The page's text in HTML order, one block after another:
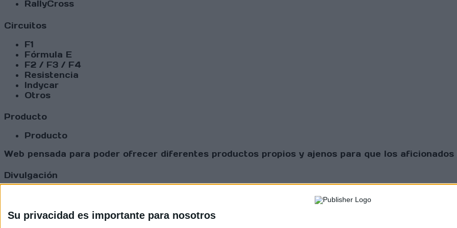
Su privacidad es importante para nosotros
RallyCross
Circuitos
F1
Fórmula E
F2 / F3 / F4
Resistencia
Indycar
Otros
Producto
Producto
Web pensada para poder ofrecer diferentes productos propios y ajenos para que los
Divulgación
Comunicados